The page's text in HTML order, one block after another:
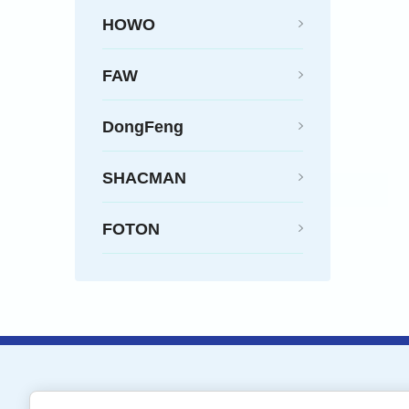
HOWO
FAW
DongFeng
SHACMAN
FOTON